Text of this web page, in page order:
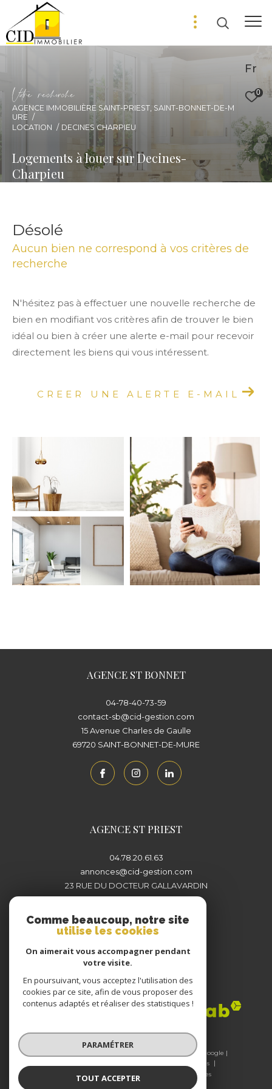
Fr
0
Vore recece
AGENCE IMMOBILIÈRE SAINT-PRIEST, SAINT-BONNET-DE-M
URE
LOCATION
DECINES CHARPIEU
Logements à louer sur Decines-
Charpieu
Désolé
Aucun bien ne correspond à vos critères de
recherche
N'hésitez pas à effectuer une nouvelle recherche de
bien en modifiant vos critères afin de trouver le bien
idéal ou bien à créer une alerte e-mail pour recevoir
directement les biens qui vous intéressent.
CREER UNE ALERTE E-MAIL
AGENCE ST BONNET
04-78-40-73-59
contact-sb@cid-gestion.com
15 Avenue Charles de Gaulle
69720
SAINT-BONNET-DE-MURE
AGENCE ST PRIEST
04.78.20.61.63
annonces@cid-gestion.com
23 RUE DU DOCTEUR GALLAVARDIN
69800 SAINT-PRIEST
Adhérents
© 2026 | Tous droits réservés | Traduction powered by Google |
Mentions légales
Admin
Nos liens Politique RGPD Cookies
Comme beaucoup, notre site
utilise les cookies
On aimerait vous accompagner pendant
votre visite.
En poursuivant, vous acceptez l'utilisation des
cookies par ce site, afin de vous proposer des
contenus adaptés et réaliser des statistiques !
PARAMÉTRER
TOUT ACCEPTER